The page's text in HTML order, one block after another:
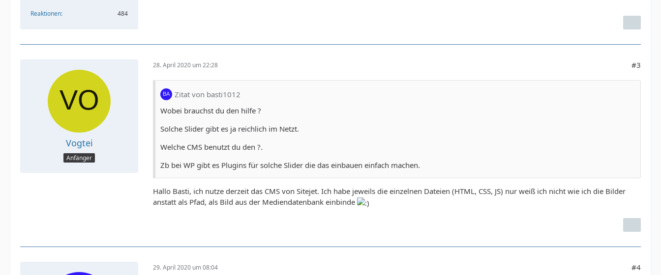
Reaktionen 484
Vogtei
Anfänger
28. April 2020 um 22:28 #3
Zitat von basti1012
Wobei brauchst du den hilfe ?
Solche Slider gibt es ja reichlich im Netzt.
Welche CMS benutzt du den ?.
Zb bei WP gibt es Plugins für solche Slider die das einbauen einfach machen.
Hallo Basti, ich nutze derzeit das CMS von Sitejet. Ich habe jeweils die einzelnen Dateien (HTML, CSS, JS) nur weiß ich nicht wie ich die Bilder
anstatt als Pfad, als Bild aus der Mediendatenbank einbinde
29. April 2020 um 08:04 #4